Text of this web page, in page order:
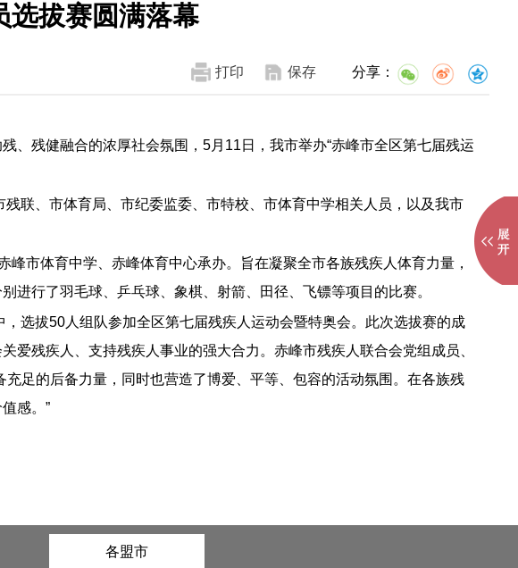
选拔赛圆满落幕
打印 保存 分享：
、残健融合的浓厚社会氛围，5月11日，我市举办“赤峰市全区第七届残运
联、市体育局、市纪委监委、市特校、市体育中学相关人员，以及我市
市体育中学、赤峰体育中心承办。旨在凝聚全市各族残疾人体育力量，
进行了羽毛球、乒乓球、象棋、射箭、田径、飞镖等项目的比赛。
选拔50人组队参加全区第七届残疾人运动会暨特奥会。此次选拔赛的成
残疾人、支持残疾人事业的强大合力。赤峰市残疾人联合会党组成员、
足的后备力量，同时也营造了博爱、平等、包容的活动氛围。在各族残
感。”
各盟市